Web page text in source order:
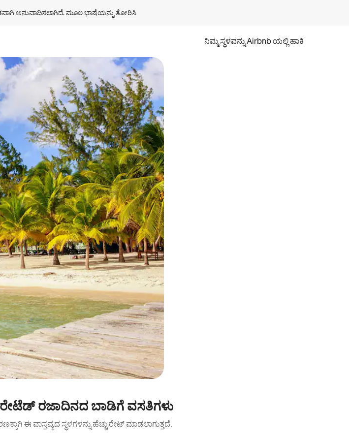
ಅನುವಾದಿಸಲಾಗಿದೆ. ಮೂಲ ಭಾಷೆಯನ್ನು ತೋರಿಸಿ
ನಿಮ್ಮ ಸ್ಥಳವನ್ನು Airbnb ಯಲ್ಲಿ ಹಾಕಿ
ಅಥವಾ ಸ್ವೈಪ್ ಗೆಸ್ಚರ್‌ಗಳ ಮೂಲಕ ಅನ್ವೇಷಿಸಿ.
ರಜಾದಿನದ ಬಾಡಿಗೆ ವಸತಿಗಳು
ಈ ವಾಸ್ತವ್ಯದ ಸ್ಥಳಗಳನ್ನು ಹೆಚ್ಚು ರೇಟ್ ಮಾಡಲಾಗುತ್ತದೆ.